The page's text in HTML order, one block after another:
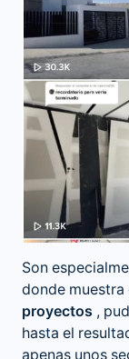
Son
donde muestra
proyectos ,
hasta el
apenas unos